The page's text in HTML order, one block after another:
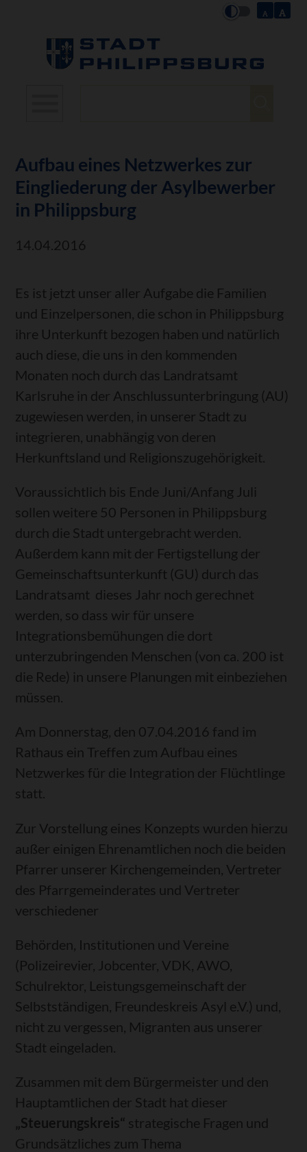
Aufbau eines Netzwerkes zur
Eingliederung der Asylbewerber
in Philippsburg
14.04.2016
Es ist jetzt unser aller Aufgabe die Familien
und Einzelpersonen, die schon in Philippsburg
ihre Unterkunft bezogen haben und natürlich
auch diese, die uns in den kommenden
Monaten noch durch das Landratsamt
Karlsruhe in der Anschlussunterbringung (AU)
zugewiesen werden, in unserer Stadt zu
integrieren, unabhängig von deren
Herkunftsland und Religionszugehörigkeit.
Voraussichtlich bis Ende Juni/Anfang Juli
sollen weitere 50 Personen in Philippsburg
durch die Stadt untergebracht werden.
Außerdem kann mit der Fertigstellung der
Gemeinschaftsunterkunft (GU) durch das
Landratsamt dieses Jahr noch gerechnet
werden, so dass wir für unsere
Integrationsbemühungen die dort
unterzubringenden Menschen (von ca. 200 ist
die Rede) in unsere Planungen mit einbeziehen
müssen.
Am Donnerstag, den 07.04.2016 fand im
Rathaus ein Treffen zum Aufbau eines
Netzwerkes für die Integration der Flüchtlinge
statt.
Zur Vorstellung eines Konzepts wurden hierzu
außer einigen Ehrenamtlichen noch die beiden
Pfarrer unserer Kirchengemeinden, Vertreter
des Pfarrgemeinderates und Vertreter
verschiedener
Behörden, Institutionen und Vereine
(Polizeirevier, Jobcenter, VDK, AWO,
Schulrektor, Leistungsgemeinschaft der
Selbstständigen, Freundeskreis Asyl e.V.) und,
nicht zu vergessen, Migranten aus unserer
Stadt eingeladen.
Zusammen mit dem Bürgermeister und den
Hauptamtlichen der Stadt hat dieser
„Steuerungskreis“ strategische Fragen und
Grundsätzliches zum Thema